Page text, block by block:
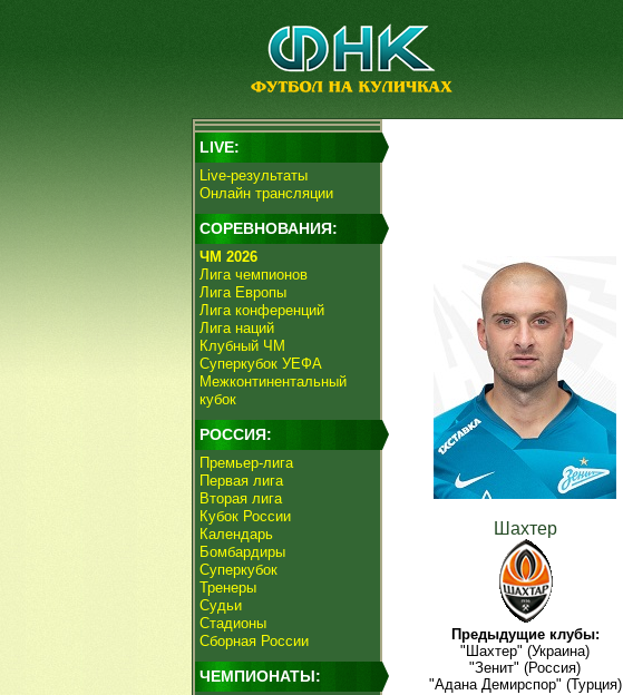
LIVE:
Live-результаты
Онлайн трансляции
СОРЕВНОВАНИЯ:
ЧМ 2026
Лига чемпионов
Лига Европы
Лига конференций
Лига наций
Клубный ЧМ
Суперкубок УЕФА
Межконтинентальный
кубок
РОССИЯ:
Премьер-лига
Первая лига
Вторая лига
Кубок России
Календарь
Бомбардиры
Суперкубок
Тренеры
Судьи
Стадионы
Сборная России
ЧЕМПИОНАТЫ:
Шахтер
Предыдущие клубы:
"Шахтер" (Украина)
"Зенит" (Россия)
"Адана Демирспор" (Турция)